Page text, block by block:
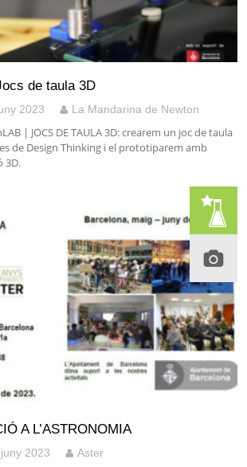
de taula 3D
2023 La Mandarina de Newton
| JOCS DE TAULA 3D: crearem un joc de taula
de Design Thinking i el prototiparem amb
3D.
A L’ASTRONOMIA
2023 Aster